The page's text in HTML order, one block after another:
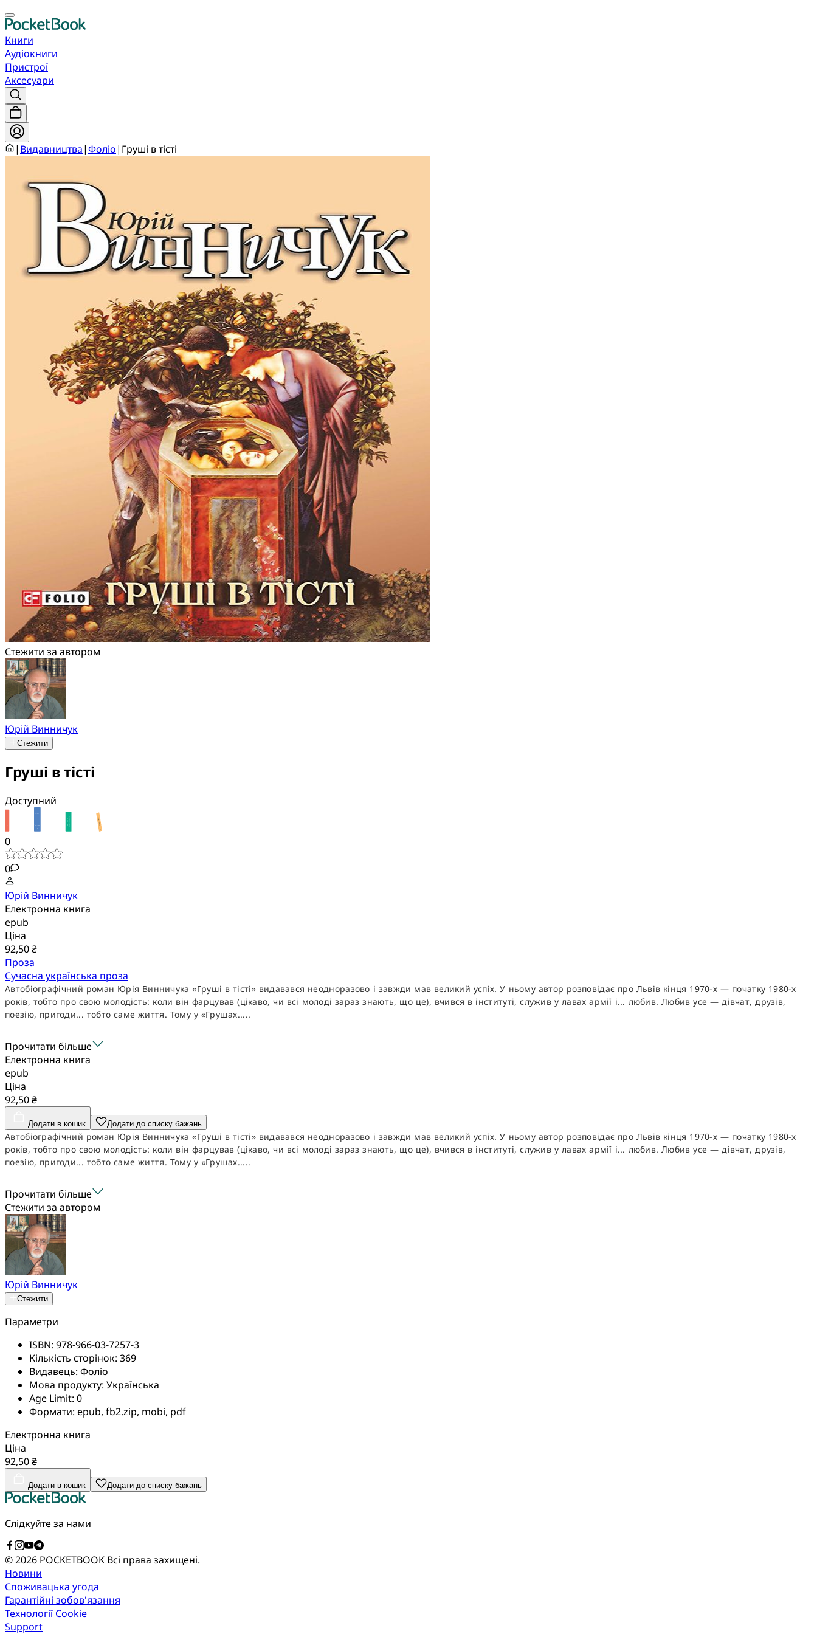
Книги
Аудіокниги
Пристрої
Аксесуари
| Видавництва|Фоліо| Груші в тісті
Стежити за автором
Юрій Винничук
Стежити
Груші в тісті
Доступний
0
0
Юрій Винничук
Електронна книга
epub
Ціна
92,50 ₴
Проза
Сучасна українська проза
Автобіографічний роман Юрія Винничука «Груші в тісті» видавався неодноразово і завжди мав великий успіх. У ньому автор розповідає про Львів кінця 1970-х — початку 1980-х
років, тобто про свою молодість: коли він фарцував (цікаво, чи всі молоді зараз знають, що це), вчився в інституті, служив у лавах армії і... любив. Любив усе — дівчат, друзів,
поезію, пригоди... тобто саме життя. Тому у «Грушах.....
Прочитати більше
Електронна книга
epub
Ціна
92,50 ₴
Додати в кошик Додати до списку бажань
Автобіографічний роман Юрія Винничука «Груші в тісті» видавався неодноразово і завжди мав великий успіх. У ньому автор розповідає про Львів кінця 1970-х — початку 1980-х
років, тобто про свою молодість: коли він фарцував (цікаво, чи всі молоді зараз знають, що це), вчився в інституті, служив у лавах армії і... любив. Любив усе — дівчат, друзів,
поезію, пригоди... тобто саме життя. Тому у «Грушах.....
Прочитати більше
Стежити за автором
Юрій Винничук
Стежити
Параметри
ISBN: 978-966-03-7257-3
Кількість сторінок: 369
Видавець: Фоліо
Мова продукту: Українська
Age Limit: 0
Формати: epub, fb2.zip, mobi, pdf
Електронна книга
Ціна
92,50 ₴
Додати в кошик Додати до списку бажань
Слідкуйте за нами
© 2026 POCKETBOOK Всі права захищені.
Новини
Споживацька угода
Гарантійні зобов'язання
Технології Cookie
Support